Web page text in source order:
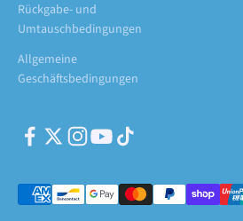
Rückgabe- und
Umtauschbedingungen
Allgemeine
Geschäftsbedingungen